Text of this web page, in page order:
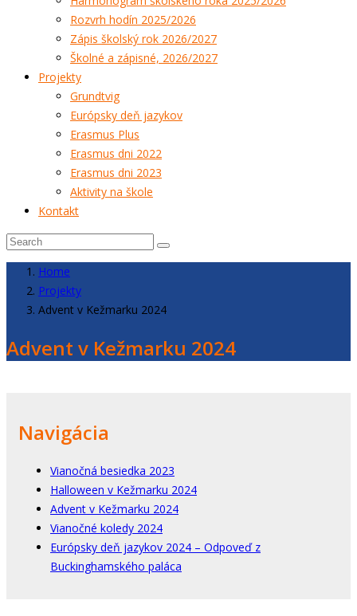
Rozvrh hodín 2025/2026
Zápis školský rok 2026/2027
Školné a zápisné, 2026/2027
Projekty
Grundtvig
Európsky deň jazykov
Erasmus Plus
Erasmus dni 2022
Erasmus dni 2023
Aktivity na škole
Kontakt
Home
Projekty
Advent v Kežmarku 2024
Advent v Kežmarku 2024
Navigácia
Vianočná besiedka 2023
Halloween v Kežmarku 2024
Advent v Kežmarku 2024
Vianočné koledy 2024
Európsky deň jazykov 2024 – Odpoveď z
Buckinghamského paláca